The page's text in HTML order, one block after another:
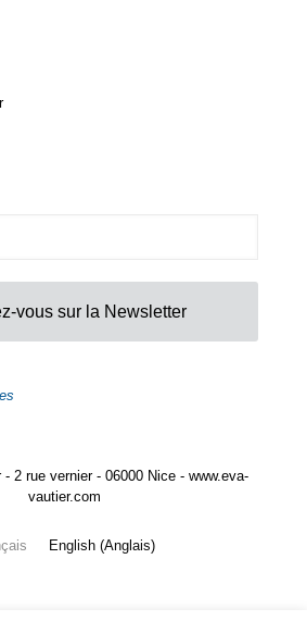
vous sur la Newsletter
2 rue vernier - 06000 Nice - www.eva-
vautier.com
English (Anglais)